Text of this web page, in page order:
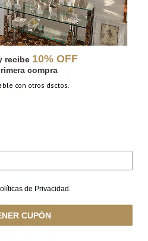
recibe 10% OFF
compra
con otros dsctos.
de Privacidad.
CUPÓN